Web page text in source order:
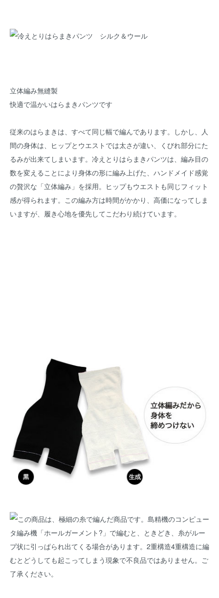
立体編み無縫製
快適で温かいはらまきパンツです
従来のはらまきは、すべて同じ幅で編んであります。しかし、人
間の身体は、ヒップとウエストでは太さが違い、くびれ部分にた
るみが出来てしまいます。冷えとりはらまきパンツは、編み目の
数を変えることにより身体の形に編み上げた、ハンドメイド感覚
の贅沢な「立体編み」を採用。ヒップもウエストも同じフィット
感が得られます。この編み方は時間がかかり、高価になってしま
いますが、履き心地を優先してこだわり続けています。